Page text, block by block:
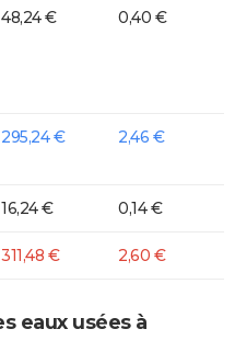
48,24 € 0,40 €
295,24 € 2,46 €
16,24 € 0,14 €
311,48 € 2,60 €
eaux usées à